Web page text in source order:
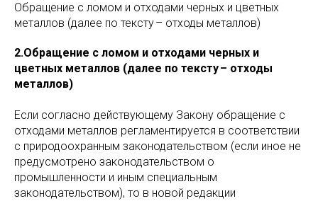
Обращение с ломом и отходами черных и цветных
металлов (далее по тексту – отходы металлов)
2.Обращение с ломом и отходами черных и
цветных металлов (далее по тексту – отходы
металлов)
Если согласно действующему Закону обращение с
отходами металлов регламентируется в соответствии
с природоохранным законодательством (если иное не
предусмотрено законодательством о
промышленности и иным специальным
законодательством), то в новой редакции